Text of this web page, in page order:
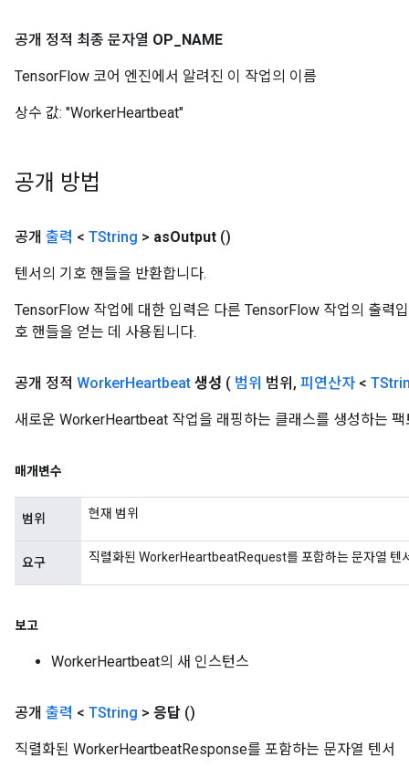
공개 정적 최종 문자열 OP NAME
TensorFlow 코어 엔진에서 알려진 이 작업의 이름
상수 값: "WorkerHeartbeat"
공개 방법
공개 출력 < TString > asOutput ()
텐서의 기호 핸들을 반환합니다.
TensorFlow 작업에 대한 입력은 다른 TensorFlow 작업의 출력
호 핸들을 얻는 데 사용됩니다.
공개 정적 WorkerHeartbeat 생성 ( 범위 범위 , 피연산자 <
새로운 WorkerHeartbeat 작업을 래핑하는 클래스를 생성하는
매개변수
범위 현재 범위
요구 직렬화된 WorkerHeartbeatRequest를 포함하는 문자열 텐
보고
WorkerHeartbeat의 새 인스턴스
공개 출력 < TString > 응답 ()
직렬화된 WorkerHeartbeatResponse를 포함하는 문자열 텐서